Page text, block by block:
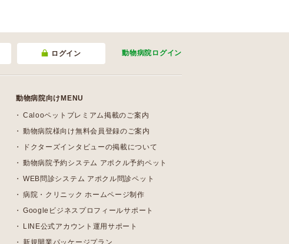
ログイン 動物病院 ログイン
動物病院向けMENU
Calooペットプレミアム掲載のご案内
動物病院様向け無料会員登録のご案内
ドクターズインタビューの掲載について
動物病院予約システム アポクル予約ペット
WEB問診システム アポクル問診ペット
病院・クリニック ホームページ制作
Googleビジネスプロフィールサポート
LINE公式アカウント運用サポート
新規開業パッケージプラン